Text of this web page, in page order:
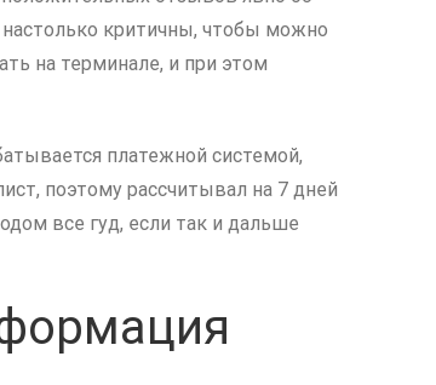
критичны, чтобы можно
на терминале, и при этом
платежной системой,
поэтому рассчитывал на 7 дней
все гуд, если так и дальше